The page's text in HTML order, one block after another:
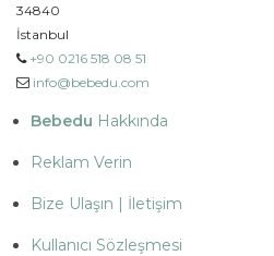
34840
İstanbul
+90 0216 518 08 51
info@bebedu.com
Bebedu Hakkında
Reklam Verin
Bize Ulaşın | İletişim
Kullanıcı Sözleşmesi